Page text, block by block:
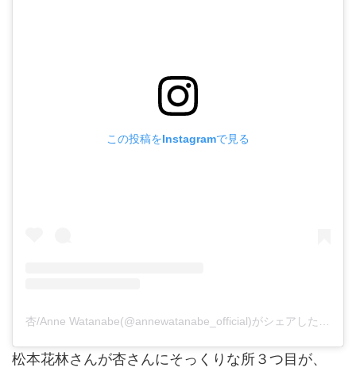
この投稿をInstagramで見る
杏/Anne Watanabe(@annewatanabe_official)がシェアした投稿
松本花林さんが杏さんにそっくりな所３つ目が、